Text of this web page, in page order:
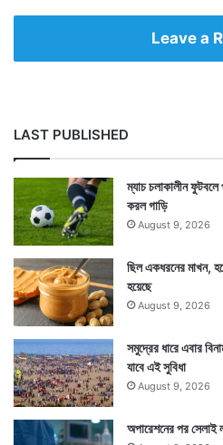
প্রসিদ্ধ পাঁচটি তীর্থের সংস্কার
বারোবছর বয়েসে দুর্গম তীর্থ
প্রয়াগ হরিদ্বার হয়ে একসময়
শান্ত স্নিগ্ধ চোখজুড়নো
এখানকার মন্দির দর্শন এবং
করেন তিনি।
Leave a
LAST PUBLISHED
ম্যাচ চলাকালীন
করল গাড়ি
August 9, 2026
ছিল একধরনের মাখন,
হয়েছে
August 9, 2026
সমুদ্রের ধারে এবার
যাবে এই সুবিধা
August 9, 2026
অপারেশনের পর